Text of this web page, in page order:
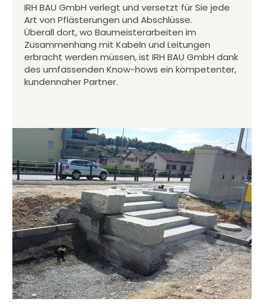
IRH BAU GmbH verlegt und versetzt für Sie jede
Art von Pflästerungen und Abschlüsse.
Überall dort, wo Baumeisterarbeiten im
Zusammenhang mit Kabeln und Leitungen
erbracht werden müssen, ist IRH BAU GmbH dank
des umfassenden Know-hows ein kompetenter,
kundennaher Partner.